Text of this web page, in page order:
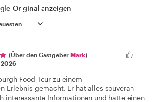
-Original anzeigen
(Über den Gastgeber Mark)
2026
Food Tour zu einem
Erlebnis gemacht. Er hat alles souverän
interessante Informationen und hatte einen